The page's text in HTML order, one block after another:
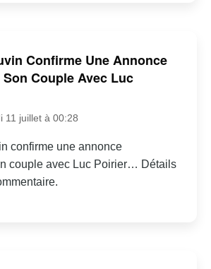
Confirme Une Annonce
Couple Avec Luc
11 juillet à 00:28
confirme une annonce
couple avec Luc Poirier… Détails